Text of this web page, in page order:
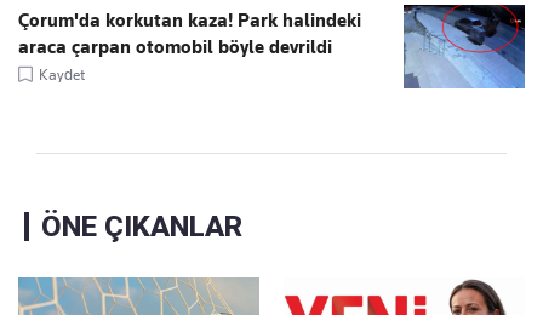
Çorum'da korkutan kaza! Park halindeki
araca çarpan otomobil böyle devrildi
Kaydet
ÖNE ÇIKANLAR